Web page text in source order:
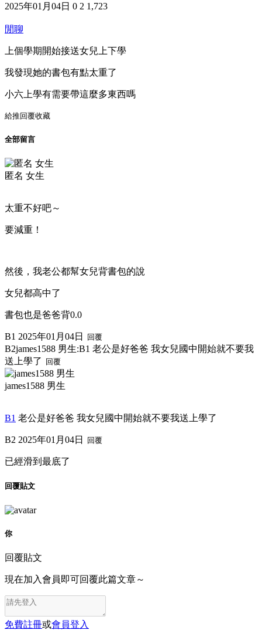
2025年01月04日 0 2 1,723
閒聊
上個學期開始接送女兒上下學
我發現她的書包有點太重了
小六上學有需要帶這麼多東西嗎
給推回覆收藏
全部留言
匿名 女生
太重不好吧～
要減重！
然後，我老公都幫女兒背書包的說
女兒都高中了
書包也是爸爸背0.0
B1 2025年01月04日 回覆
B2james1588 男生:B1 老公是好爸爸 我女兒國中開始就不要我
送上學了
回覆
james1588 男生
B1 老公是好爸爸 我女兒國中開始就不要我送上學了
B2 2025年01月04日 回覆
已經滑到最底了
回覆貼文
你
回覆貼文
現在加入會員即可回覆此篇文章～
免費註冊或會員登入